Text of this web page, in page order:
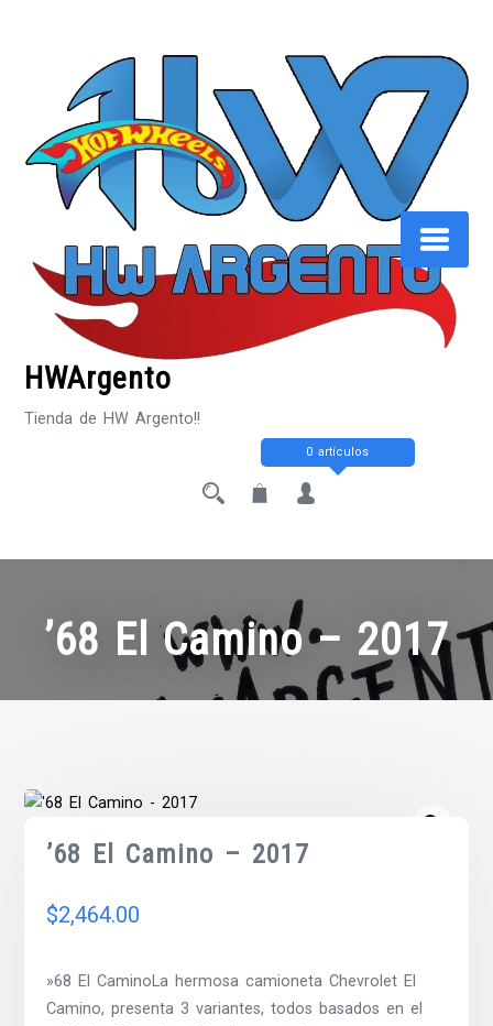
HWArgento
Tienda de HW Argento!!
0 artículos
’68 El Camino – 2017
’68 El Camino – 2017
$2,464.00
»68 El CaminoLa hermosa camioneta Chevrolet El
Camino, presenta 3 variantes, todos basados en el